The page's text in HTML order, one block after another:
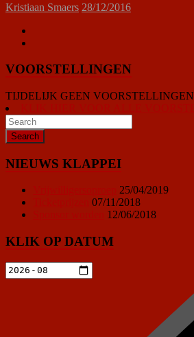
Kristiaan Smaers 28/12/2016
VOORSTELLINGEN
TIJDELIJK GEEN VOORSTELLINGEN
NIEUWS KLAPPEI
25/04/2019
07/11/2018
12/06/2018
KLIK OP DATUM